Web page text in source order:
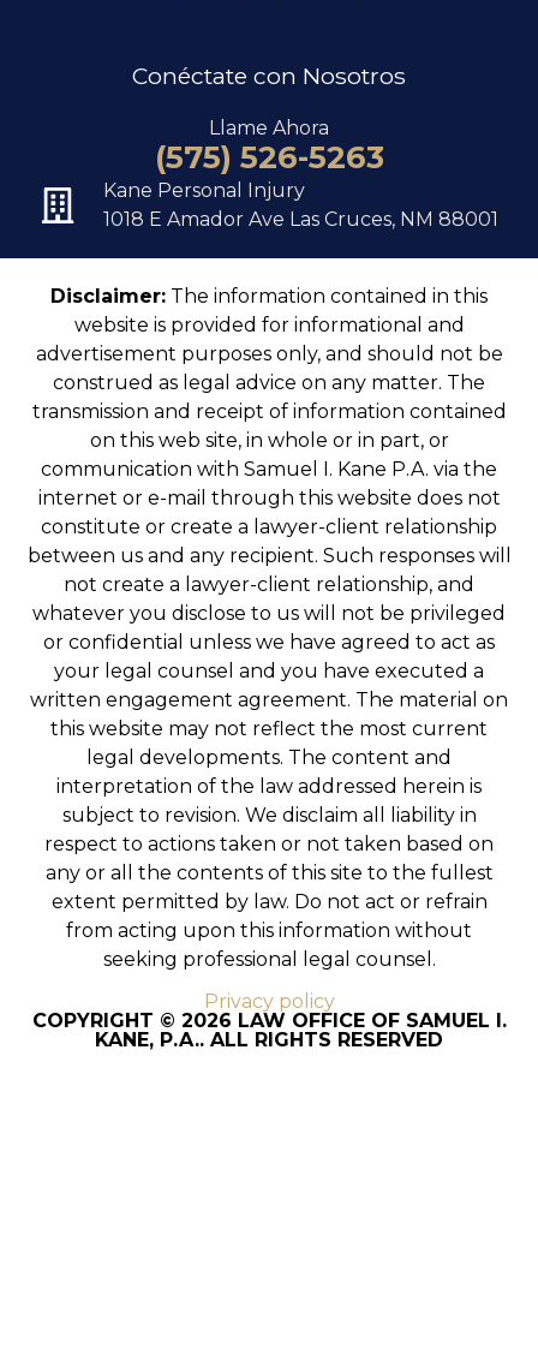
Conéctate con Nosotros
Llame Ahora
(575) 526-5263
Kane Personal Injury
1018 E Amador Ave Las Cruces, NM 88001
Disclaimer: The information contained in this
website is provided for informational and
advertisement purposes only, and should not be
construed as legal advice on any matter. The
transmission and receipt of information contained
on this web site, in whole or in part, or
communication with Samuel I. Kane P.A. via the
internet or e-mail through this website does not
constitute or create a lawyer-client relationship
between us and any recipient. Such responses will
not create a lawyer-client relationship, and
whatever you disclose to us will not be privileged
or confidential unless we have agreed to act as
your legal counsel and you have executed a
written engagement agreement. The material on
this website may not reflect the most current
legal developments. The content and
interpretation of the law addressed herein is
subject to revision. We disclaim all liability in
respect to actions taken or not taken based on
any or all the contents of this site to the fullest
extent permitted by law. Do not act or refrain
from acting upon this information without
seeking professional legal counsel.
Privacy policy
COPYRIGHT © 2026 LAW OFFICE OF SAMUEL I.
KANE, P.A.. ALL RIGHTS RESERVED